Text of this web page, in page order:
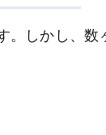
。しかし、数